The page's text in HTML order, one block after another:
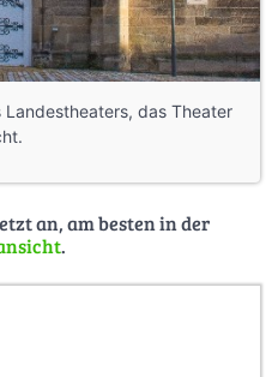
das Theater
an, am besten in der
.